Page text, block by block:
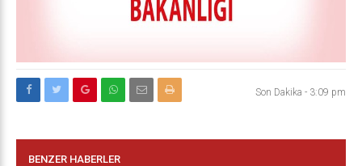
Son Dakika - 3:09 pm
BENZER HABERLER